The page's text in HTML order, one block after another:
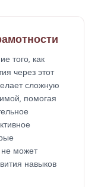
того, как
через этот
сложную
помогая
может
навыков